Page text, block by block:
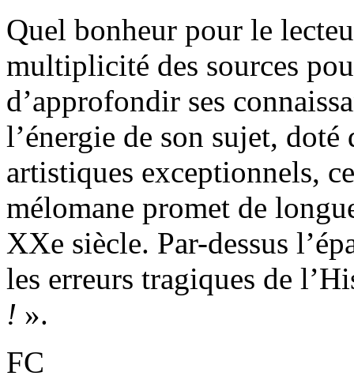
Quel bonheur pour le
multiplicité des sources
d’approfondir ses
l’énergie de son sujet,
artistiques exceptionnels,
mélomane promet de
XXe siècle. Par-dessus
les erreurs tragiques de
! ».
FC